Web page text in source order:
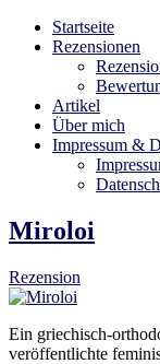
Möge die Liebe zu
Startseite
Rezensionen
Artikel
Über mich
Impressum &
Miroloi
Rezension
Ein griechisch-
veröffentlichte